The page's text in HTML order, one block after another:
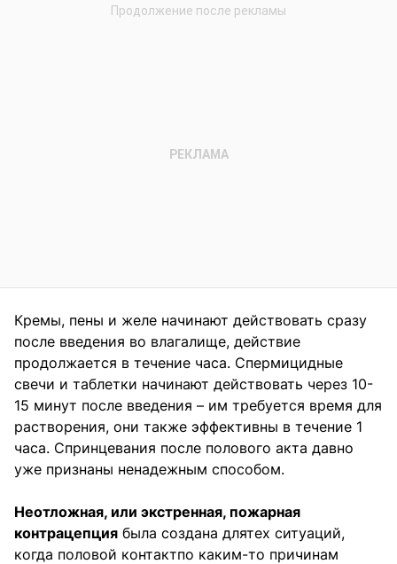
Кремы, пены и желе начинают действовать сразу
после введения во влагалище, действие
продолжается в течение часа. Спермицидные
свечи и таблетки начинают действовать через 10-
15 минут после введения – им требуется время для
растворения, они также эффективны в течение 1
часа. Спринцевания после полового акта давно
уже признаны ненадежным способом.
Неотложная, или экстренная, пожарная
контрацепция была создана длятех ситуаций,
когда половой контактпо каким-то причинам